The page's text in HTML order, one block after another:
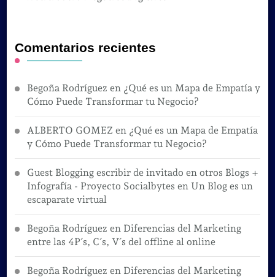
Comentarios recientes
Begoña Rodríguez en ¿Qué es un Mapa de Empatía y
Cómo Puede Transformar tu Negocio?
ALBERTO GOMEZ en ¿Qué es un Mapa de Empatía
y Cómo Puede Transformar tu Negocio?
Guest Blogging escribir de invitado en otros Blogs +
Infografía - Proyecto Socialbytes en Un Blog es un
escaparate virtual
Begoña Rodríguez en Diferencias del Marketing
entre las 4P´s, C´s, V´s del offline al online
Begoña Rodríguez en Diferencias del Marketing